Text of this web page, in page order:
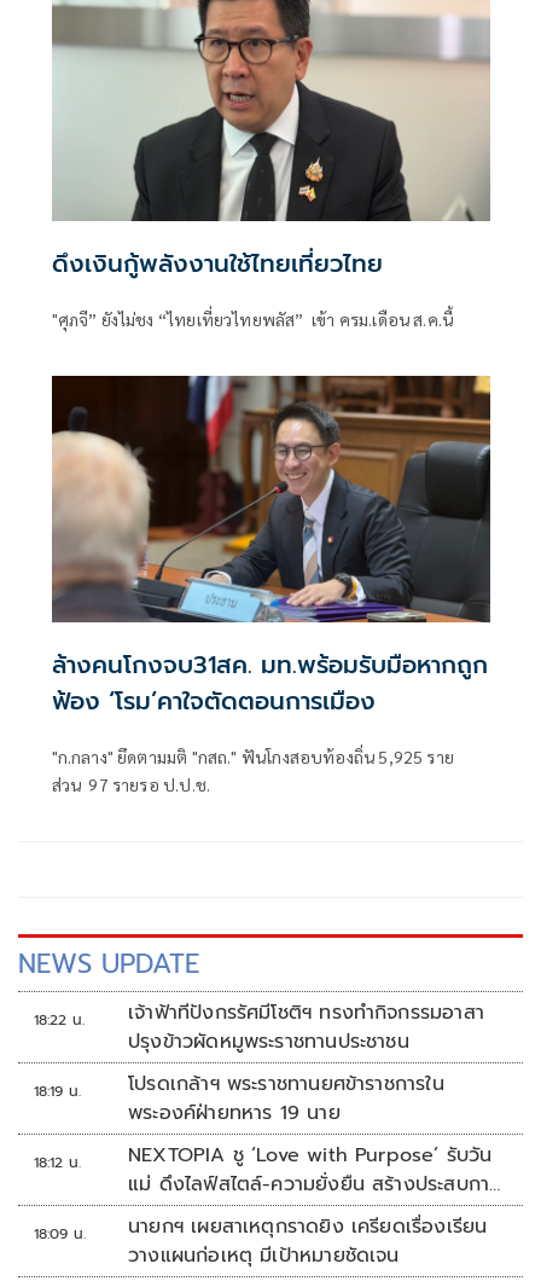
ดึงเงินกู้พลังงานใช้ไทยเที่ยวไทย
"ศุภจี” ยังไม่ชง “ไทยเที่ยวไทยพลัส” เข้า ครม.เดือน ส.ค.นี้
ล้างคนโกงจบ31สค. มท.พร้อมรับมือหากถูก
ฟ้อง ‘โรม’คาใจตัดตอนการเมือง
"ก.กลาง" ยึดตามมติ "กสถ." ฟันโกงสอบท้องถิ่น 5,925 ราย
ส่วน 97 รายรอ ป.ป.ช.
NEWS UPDATE
18:22 น.
เจ้าฟ้าทีปังกรรัศมีโชติฯ ทรงทำกิจกรรมอาสา
ปรุงข้าวผัดหมูพระราชทานประชาชน
18:19 น.
โปรดเกล้าฯ พระราชทานยศข้าราชการใน
พระองค์ฝ่ายทหาร 19 นาย
18:12 น.
NEXTOPIA ชู ‘Love with Purpose’ รับวัน
แม่ ดึงไลฟ์สไตล์-ความยั่งยืน สร้างประสบกา
รณ์ช้อปปิงมีความหมาย
18:09 น.
นายกฯ เผยสาเหตุกราดยิง เครียดเรื่องเรียน
วางแผนก่อเหตุ มีเป้าหมายชัดเจน